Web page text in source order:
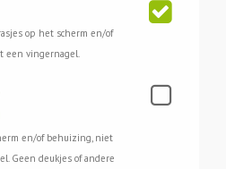
op het scherm en/of
een vingernagel.
en/of behuizing, niet
Geen deukjes of andere